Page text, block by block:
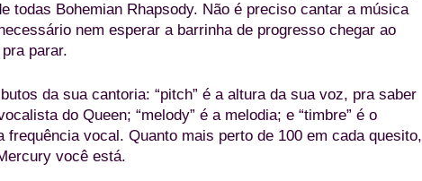
todas Bohemian Rhapsody. Não é preciso cantar a música
nem esperar a barrinha de progresso chegar ao
parar.
da sua cantoria: “pitch” é a altura da sua voz, pra saber
do Queen; “melody” é a melodia; e “timbre” é o
vocal. Quanto mais perto de 100 em cada quesito,
você está.